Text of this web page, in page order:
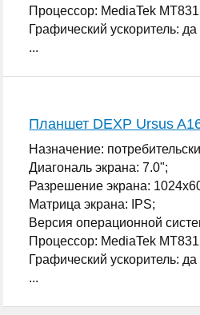
Процессор: MediaTek
Графический ускоритель:
...
Планшет DEXP Ursus
Назначение:
Диагональ экрана: 7.0";
Разрешение экрана:
Матрица экрана: IPS;
Версия операционной
Процессор: MediaTek
Графический ускоритель:
...